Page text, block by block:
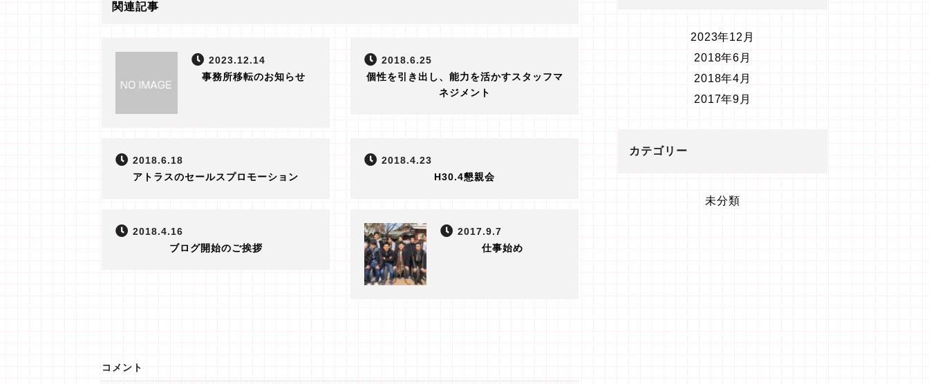
関連記事
2023.12.14
事務所移転のお知らせ
2018.6.25
個性を引き出し、能力を活かすスタッフマ
ネジメント
2018.6.18
アトラスのセールスプロモーション
2018.4.23
H30.4懇親会
2018.4.16
ブログ開始のご挨拶
2017.9.7
仕事始め
コメント
2023年12月
2018年6月
2018年4月
2017年9月
カテゴリー
未分類